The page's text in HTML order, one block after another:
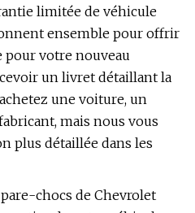
limitée de véhicule
ensemble pour offrir
votre nouveau
un livret détaillant la
une voiture, un
mais nous vous
plus détaillée dans les
chocs de Chevrolet